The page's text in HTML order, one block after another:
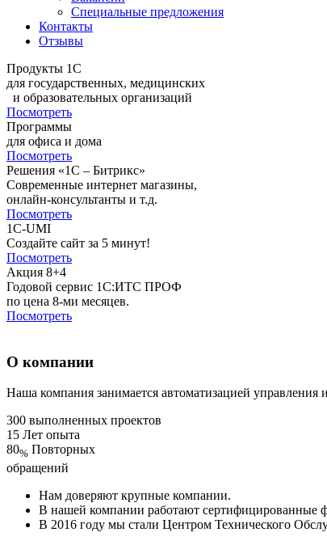
Специальные предложения
Контакты
Отзывы
Продукты 1С
для государственных, медицинских
и образовательных организаций
Посмотреть
Программы
для офиса и дома
Посмотреть
Решения «1С – Битрикс»
Современные интернет магазины,
онлайн-консультанты и т.д.
Посмотреть
1C-UMI
Создайте сайт за 5 минут!
Посмотреть
Акция 8+4
Годовой сервис 1С:ИТС ПРОФ
по цена 8-ми месяцев.
Посмотреть
О компании
Наша компания занимается автоматизацией управления
300 выполненных проектов
15 Лет опыта
80% Повторных
обращений
Нам доверяют крупные компании.
В нашей компании работают сертифицированные
В 2016 году мы стали Центром Технического